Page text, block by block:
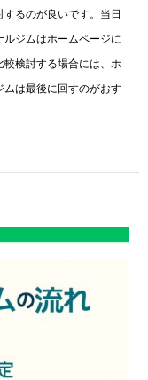
るのが良いです。当日
ジムはホームページに
検討する場合には、ホ
ムは最後に回すのがおす